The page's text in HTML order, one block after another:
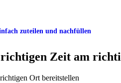
zuteilen und nachfüllen
Zeit am
Ort bereitstellen